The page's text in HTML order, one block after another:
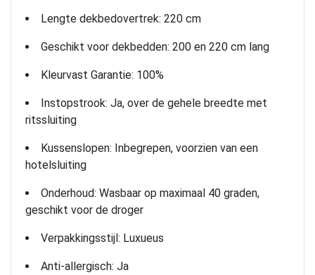
Lengte dekbedovertrek: 220 cm
Geschikt voor dekbedden: 200 en 220 cm lang
Kleurvast Garantie: 100%
Instopstrook: Ja, over de gehele breedte met
ritssluiting
Kussenslopen: Inbegrepen, voorzien van een
hotelsluiting
Onderhoud: Wasbaar op maximaal 40 graden,
geschikt voor de droger
Verpakkingsstijl: Luxueus
Anti-allergisch: Ja